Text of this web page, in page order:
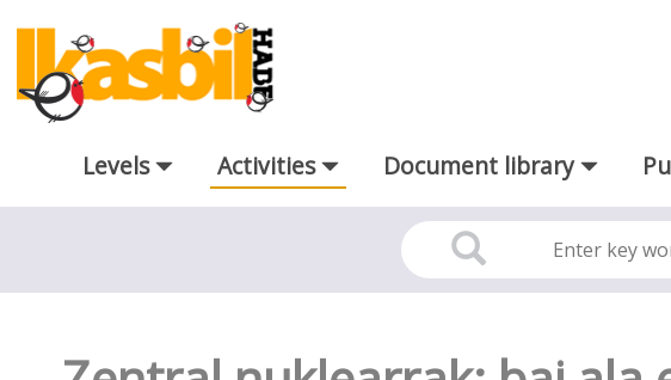
Skip to Main Content
Levels Activities Document library